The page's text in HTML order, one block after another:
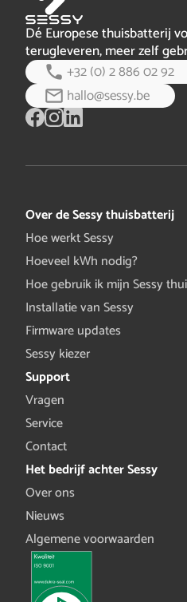
Dé Europese thuisbatterij
terugleveren, meer zelf
+32 (0) 2 886 02 92
hallo@sessy.be
Over de Sessy thuisbatterij
Hoe werkt Sessy
Hoeveel kWh nodig?
Hoe gebruik ik mijn Sessy
Installatie van Sessy
Firmware updates
Sessy kiezer
Support
Vragen
Service
Contact
Het bedrijf achter Sessy
Over ons
Nieuws
Algemene voorwaarden